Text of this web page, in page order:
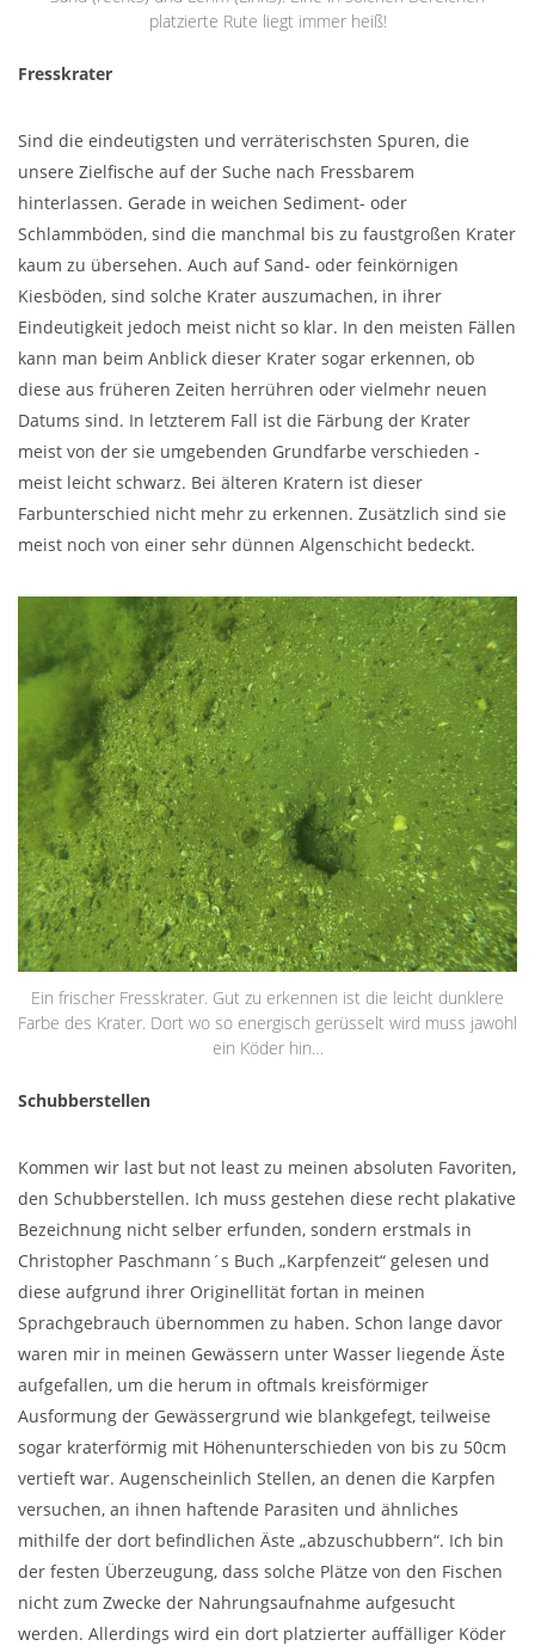
platzierte Rute liegt immer heiß!
Fresskrater
Sind die eindeutigsten und verräterischsten Spuren, die
unsere Zielfische auf der Suche nach Fressbarem
hinterlassen. Gerade in weichen Sediment- oder
Schlammböden, sind die manchmal bis zu faustgroßen Krater
kaum zu übersehen. Auch auf Sand- oder feinkörnigen
Kiesböden, sind solche Krater auszumachen, in ihrer
Eindeutigkeit jedoch meist nicht so klar. In den meisten Fällen
kann man beim Anblick dieser Krater sogar erkennen, ob
diese aus früheren Zeiten herrühren oder vielmehr neuen
Datums sind. In letzterem Fall ist die Färbung der Krater
meist von der sie umgebenden Grundfarbe verschieden -
meist leicht schwarz. Bei älteren Kratern ist dieser
Farbunterschied nicht mehr zu erkennen. Zusätzlich sind sie
meist noch von einer sehr dünnen Algenschicht bedeckt.
Ein frischer Fresskrater. Gut zu erkennen ist die leicht dunklere
Farbe des Krater. Dort wo so energisch gerüsselt wird muss jawohl
ein Köder hin…
Schubberstellen
Kommen wir last but not least zu meinen absoluten Favoriten,
den Schubberstellen. Ich muss gestehen diese recht plakative
Bezeichnung nicht selber erfunden, sondern erstmals in
Christopher Paschmann´s Buch „Karpfenzeit“ gelesen und
diese aufgrund ihrer Originellität fortan in meinen
Sprachgebrauch übernommen zu haben. Schon lange davor
waren mir in meinen Gewässern unter Wasser liegende Äste
aufgefallen, um die herum in oftmals kreisförmiger
Ausformung der Gewässergrund wie blankgefegt, teilweise
sogar kraterförmig mit Höhenunterschieden von bis zu 50cm
vertieft war. Augenscheinlich Stellen, an denen die Karpfen
versuchen, an ihnen haftende Parasiten und ähnliches
mithilfe der dort befindlichen Äste „abzuschubbern“. Ich bin
der festen Überzeugung, dass solche Plätze von den Fischen
nicht zum Zwecke der Nahrungsaufnahme aufgesucht
werden. Allerdings wird ein dort platzierter auffälliger Köder